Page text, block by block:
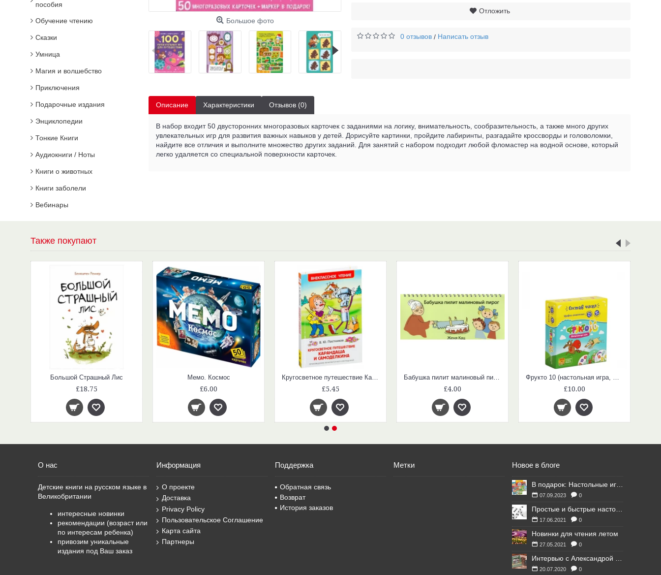
пособия
Обучение чтению
Сказки
Умница
Магия и волшебство
Приключения
Подарочные издания
Энциклопедии
Тонкие Книги
Аудиокниги / Ноты
Книги о животных
Книги заболели
Вебинары
Большое фото
Отложить
0 отзывов / Написать отзыв
Описание Характеристики Отзывов (0)
В набор входит 50 двусторонних многоразовых карточек с заданиями на логику, внимательность, сообразительность, а также много других
увлекательных игр для развития важных навыков у детей. Дорисуйте картинки, пройдите лабиринты, разгадайте кроссворды и головоломки,
найдите все отличия и выполните множество других заданий. Для занятий с набором подходит любой фломастер на водной основе, который
легко удаляется со специальной поверхности карточек.
Также покупают
Большой Страшный Лис
£18.75
Мемо. Космос
£6.00
Кругосветное путешествие Карандаша и Самоделкина (Внеклассное Чтение)
£5.45
Бабушка пилит малиновый пирог
£4.00
Фрукто 10 (настольная игра, математика, счет до 10)
£10.00
О нас
Детские книги на русском языке в
Великобритании
интересные новинки
рекомендации (возраст или
по интересам ребенка)
привозим уникальные
издания под Ваш заказ
Информация
О проекте
Доставка
Privacy Policy
Пользовательское Соглашение
Карта сайта
Партнеры
Поддержка
Обратная связь
Возврат
История заказов
Метки Новое в блоге
07.09.2023 0
17.06.2021 0
Новинки для чтения летом
27.05.2021 0
20.07.2020 0